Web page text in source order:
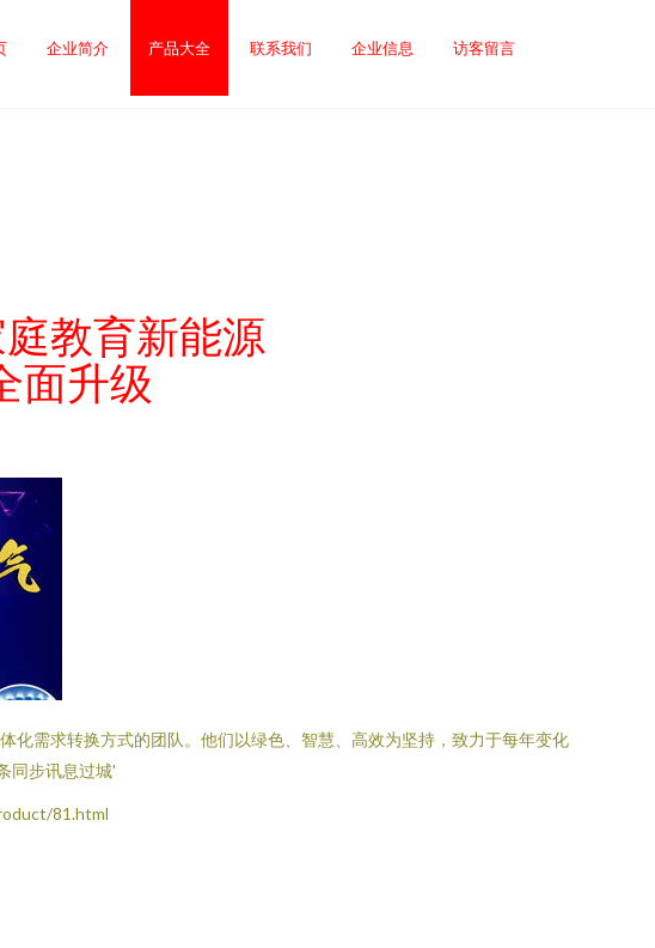
企业简介 产品大全 联系我们 企业信息 访客留言
教育新能源
面升级
需求转换方式的团队。他们以绿色、智慧、高效为坚持，致力于每年变化
同步讯息过城'
81.html